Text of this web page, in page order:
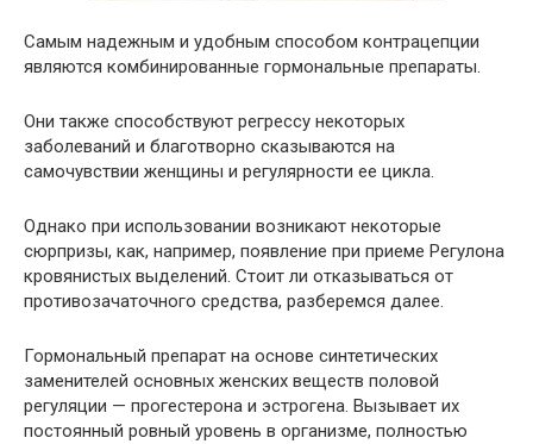
Самым надежным и удобным способом контрацепции
являются комбинированные гормональные препараты.
Они также способствуют регрессу некоторых
заболеваний и благотворно сказываются на
самочувствии женщины и регулярности ее цикла.
Однако при использовании возникают некоторые
сюрпризы, как, например, появление при приеме Регулона
кровянистых выделений. Стоит ли отказываться от
противозачаточного средства, разберемся далее.
Гормональный препарат на основе синтетических
заменителей основных женских веществ половой
регуляции — прогестерона и эстрогена. Вызывает их
постоянный ровный уровень в организме, полностью